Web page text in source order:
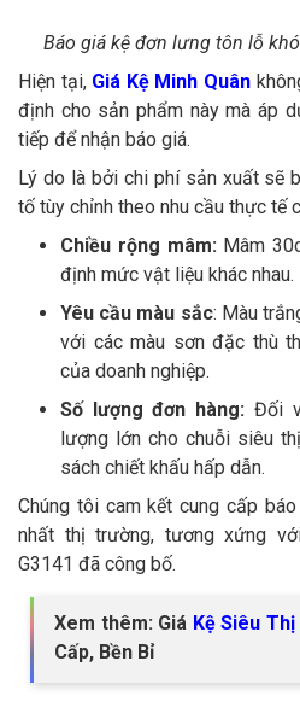
Báo giá kệ đơn lưng tôn lỗ
Hiện tại, Giá Kệ Minh Quân
định cho sản phẩm này mà áp
tiếp để nhận báo giá.
Lý do là bởi chi phí sản xuất sẽ
tố tùy chỉnh theo nhu cầu thực tế
Chiều rộng mâm: Mâm
định mức vật liệu khác nhau.
Yêu cầu màu sắc: Màu
với các màu sơn đặc thù
của doanh nghiệp.
Số lượng đơn hàng: Đối
lượng lớn cho chuỗi siêu
sách chiết khấu hấp dẫn.
Chúng tôi cam kết cung cấp
nhất thị trường, tương xứng
G3141 đã công bố.
Xem thêm: Giá Kệ Siêu Thị
Cấp, Bền Bỉ